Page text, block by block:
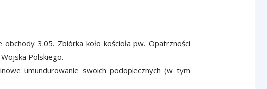
3.05. Zbiórka koło kościoła pw. Opatrzności
Polskiego.
umundurowanie swoich podopiecznych (w tym